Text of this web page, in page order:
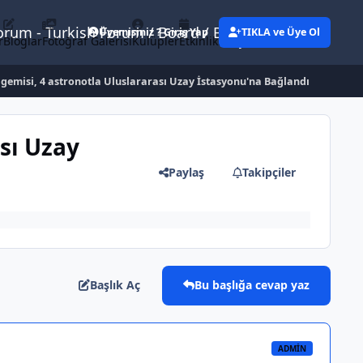
- Turkish Forum / Board / Blog
BloglarFotoğraf GalerisiKulüplerEtkinliklerEylemler
Üyemisiniz ? Giriş Yap TIKLA ve Üye Ol
4 astronotla Uluslararası Uzay İstasyonu'na Bağlandı
Uzay
Paylaş Takipçiler
Başlık Aç Bu başlığa cevap yaz
ADMIN